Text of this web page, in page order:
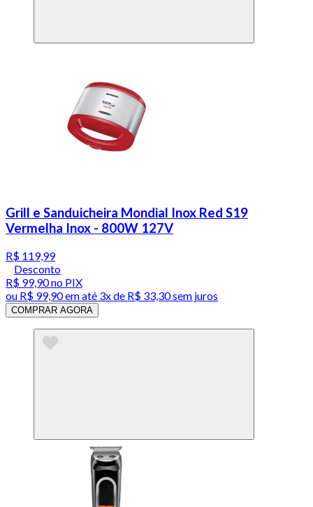
Grill e Sanduicheira Mondial Inox Red S19
Vermelha Inox - 800W 127V
R$ 119,99
Desconto
R$ 99,90no PIX
ou R$ 99,90em até 3x de R$ 33,30 sem juros
COMPRAR AGORA